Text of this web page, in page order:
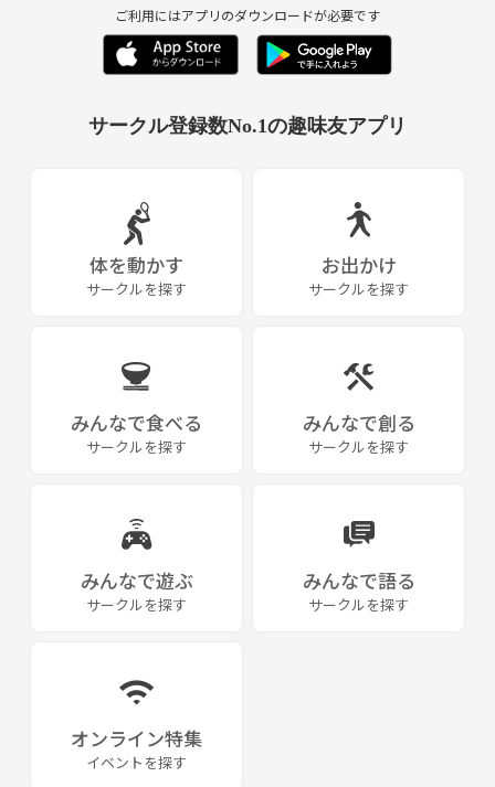
ご利用にはアプリのダウンロードが必要です
サークル登録数No.1の趣味友アプリ
体を動かす
サークルを探す
お出かけ
サークルを探す
みんなで食べる
サークルを探す
みんなで創る
サークルを探す
みんなで遊ぶ
サークルを探す
みんなで語る
サークルを探す
オンライン特集
イベントを探す